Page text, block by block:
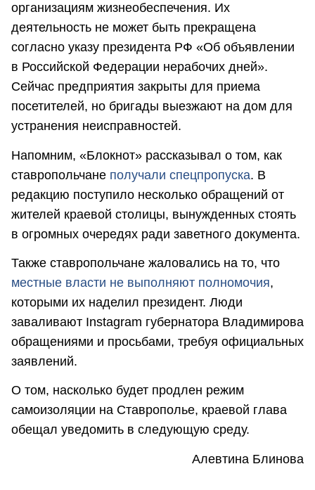
организациям жизнеобеспечения. Их
деятельность не может быть прекращена
согласно указу президента РФ «Об объявлении
в Российской Федерации нерабочих дней».
Сейчас предприятия закрыты для приема
посетителей, но бригады выезжают на дом для
устранения неисправностей.
Напомним, «Блокнот» рассказывал о том, как
ставропольчане получали спецпропуска. В
редакцию поступило несколько обращений от
жителей краевой столицы, вынужденных стоять
в огромных очередях ради заветного документа.
Также ставропольчане жаловались на то, что
местные власти не выполняют полномочия,
которыми их наделил президент. Люди
заваливают Instagram губернатора Владимирова
обращениями и просьбами, требуя официальных
заявлений.
О том, насколько будет продлен режим
самоизоляции на Ставрополье, краевой глава
обещал уведомить в следующую среду.
Алевтина Блинова